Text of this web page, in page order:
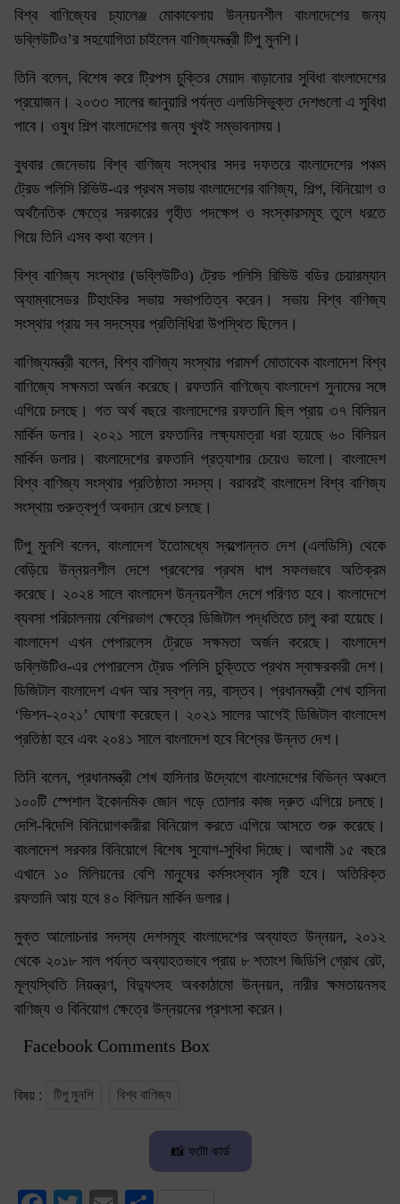
বিশ্ব বাণিজ্যের চ্যালেঞ্জ মোকাবেলায় উন্নয়নশীল বাংলাদেশের জন্য
ডব্লিউটিও’র সহযোগিতা চাইলেন বাণিজ্যমন্ত্রী টিপু মুনশি।
তিনি বলেন, বিশেষ করে ট্রিপস চুক্তির মেয়াদ বাড়ানোর সুবিধা বাংলাদেশের
প্রয়োজন। ২০৩৩ সালের জানুয়ারি পর্যন্ত এলডিসিভুক্ত দেশগুলো এ সুবিধা
পাবে। ওষুধ শিল্প বাংলাদেশের জন্য খুবই সম্ভাবনাময়।
বুধবার জেনেভায় বিশ্ব বাণিজ্য সংস্থার সদর দফতরে বাংলাদেশের পঞ্চম
ট্রেড পলিসি রিভিউ-এর প্রথম সভায় বাংলাদেশের বাণিজ্য, শিল্প, বিনিয়োগ ও
অর্থনৈতিক ক্ষেত্রে সরকারের গৃহীত পদক্ষেপ ও সংস্কারসমূহ তুলে ধরতে
গিয়ে তিনি এসব কথা বলেন।
বিশ্ব বাণিজ্য সংস্থার (ডব্লিউটিও) ট্রেড পলিসি রিভিউ বডির চেয়ারম্যান
অ্যাম্বাসেডর টিহাংকির সভায় সভাপতিত্ব করেন। সভায় বিশ্ব বাণিজ্য
সংস্থার প্রায় সব সদস্যের প্রতিনিধিরা উপস্থিত ছিলেন।
বাণিজ্যমন্ত্রী বলেন, বিশ্ব বাণিজ্য সংস্থার পরামর্শ মোতাবেক বাংলাদেশ বিশ্ব
বাণিজ্যে সক্ষমতা অর্জন করেছে। রফতানি বাণিজ্যে বাংলাদেশ সুনামের সঙ্গে
এগিয়ে চলছে। গত অর্থ বছরে বাংলাদেশের রফতানি ছিল প্রায় ৩৭ বিলিয়ন
মার্কিন ডলার। ২০২১ সালে রফতানির লক্ষ্যমাত্রা ধরা হয়েছে ৬০ বিলিয়ন
মার্কিন ডলার। বাংলাদেশের রফতানি প্রত্যাশার চেয়েও ভালো। বাংলাদেশ
বিশ্ব বাণিজ্য সংস্থার প্রতিষ্ঠাতা সদস্য। বরাবরই বাংলাদেশ বিশ্ব বাণিজ্য
সংস্থায় গুরুত্বপূর্ণ অবদান রেখে চলছে।
টিপু মুনশি বলেন, বাংলাদেশ ইতোমধ্যে স্বল্পোন্নত দেশ (এলডিসি) থেকে
বেড়িয়ে উন্নয়নশীল দেশে প্রবেশের প্রথম ধাপ সফলভাবে অতিক্রম
করেছে। ২০২৪ সালে বাংলাদেশ উন্নয়নশীল দেশে পরিণত হবে। বাংলাদেশে
ব্যবসা পরিচালনায় বেশিরভাগ ক্ষেত্রে ডিজিটাল পদ্ধতিতে চালু করা হয়েছে।
বাংলাদেশ এখন পেপারলেস ট্রেডে সক্ষমতা অর্জন করেছে। বাংলাদেশ
ডব্লিউটিও-এর পেপারলেস ট্রেড পলিসি চুক্তিতে প্রথম স্বাক্ষরকারী দেশ।
ডিজিটাল বাংলাদেশ এখন আর স্বপ্ন নয়, বাস্তব। প্রধানমন্ত্রী শেখ হাসিনা
‘ভিশন-২০২১’ ঘোষণা করেছেন। ২০২১ সালের আগেই ডিজিটাল বাংলাদেশ
প্রতিষ্ঠা হবে এবং ২০৪১ সালে বাংলাদেশ হবে বিশ্বের উন্নত দেশ।
তিনি বলেন, প্রধানমন্ত্রী শেখ হাসিনার উদ্যোগে বাংলাদেশের বিভিন্ন অঞ্চলে
১০০টি স্পেশাল ইকোনমিক জোন গড়ে তোলার কাজ দ্রুত এগিয়ে চলছে।
দেশি-বিদেশি বিনিয়োগকারীরা বিনিয়োগ করতে এগিয়ে আসতে শুরু করেছে।
বাংলাদেশ সরকার বিনিয়োগে বিশেষ সুযোগ-সুবিধা দিচ্ছে। আগামী ১৫ বছরে
এখানে ১০ মিলিয়নের বেশি মানুষের কর্মসংস্থান সৃষ্টি হবে। অতিরিক্ত
রফতানি আয় হবে ৪০ বিলিয়ন মার্কিন ডলার।
মুক্ত আলোচনার সদস্য দেশসমূহ বাংলাদেশের অব্যাহত উন্নয়ন, ২০১২
থেকে ২০১৮ সাল পর্যন্ত অব্যাহতভাবে প্রায় ৮ শতাংশ জিডিপি গ্রোথ রেট,
মূল্যস্থিতি নিয়ন্ত্রণ, বিদ্যুৎসহ অবকাঠামো উন্নয়ন, নারীর ক্ষমতায়নসহ
বাণিজ্য ও বিনিয়োগ ক্ষেত্রে উন্নয়নের প্রশংসা করেন।
Facebook Comments Box
বিষয় : টিপু মুনশি বিশ্ব বাণিজ্য
📸 ফটো কার্ড